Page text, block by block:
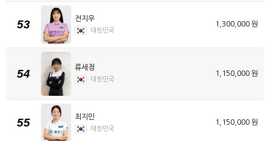
53 전지우
대한민국
1,300,000 원
54 류세정
대한민국
1,150,000 원
55 최지민
대한민국
1,150,000 원